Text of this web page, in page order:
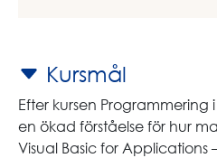
Kursmål
Efter kursen
en ökad förståelse för hur
Visual Basic for